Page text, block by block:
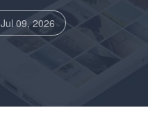
Jul 09, 2026